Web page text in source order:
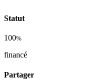
Statut
100%
financé
Partager